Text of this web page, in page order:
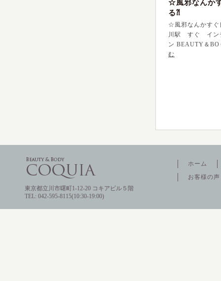
☆風邪なんか
る⁈
☆風邪なんかすぐ
川駅 すぐ イン
ン BEAUTY＆
む
東京都立川市曙町1-12-20 コキアビル５階
TEL: 042-595-8115(10:30-19:00)
ホーム
お客様の声